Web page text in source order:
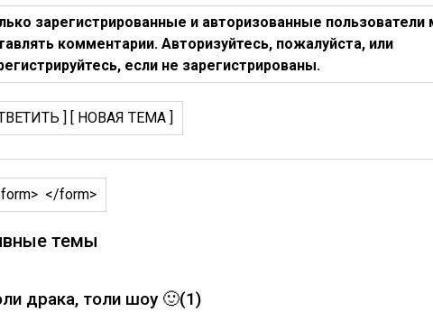
зарегистрированные и авторизованные пользователи
комментарии. Авторизуйтесь, пожалуйста, или
если не зарегистрированы.
] [ НОВАЯ ТЕМА ]
</form>
темы
драка, толи шоу 🙂(1)